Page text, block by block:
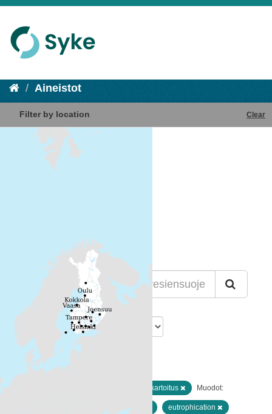
Aineistot
Filter by location Clear
Lajittelu
Löytyi 2 aineistoa
Paikkatiedot ja kaukokartoitus Muodot:
Ei-Inspire eutrophication